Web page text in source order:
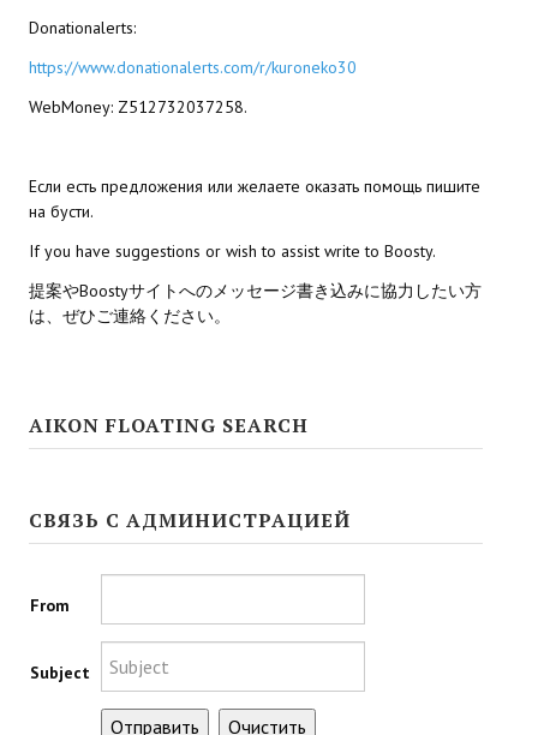
Работы Kuroneko
Doom 3 Remaster Fan Edition
X2 - The Threat Remaster Fan Edition
Star Trek Voyager Elite Force Remaster Fan Edition
Sacred Gold Remaster Fan Edition
Red Faction remaster Fan Edition
Sea Dogs - City of Abandoned Ships Remaster Fan Edition
НОВОСТИ ПОРТАЛА
Новости
Новости Архив
Donationalerts:
https://www.donationalerts.com/r/kuroneko30
WebMoney: Z512732037258.
Если есть предложения или желаете оказать помощь пишите
на бусти.
If you have suggestions or wish to assist write to Boosty.
提案やBoostyサイトへのメッセージ書き込みに協力したい方
は、ぜひご連絡ください。
AIKON FLOATING SEARCH
СВЯЗЬ С АДМИНИСТРАЦИЕЙ
From
Subject